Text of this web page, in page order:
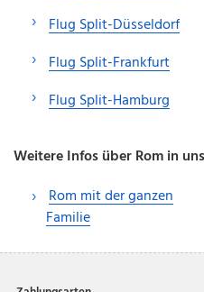
Flug Split-Düsseldorf
Flug Split-Frankfurt
Flug Split-Hamburg
Weitere Infos über Rom in
Rom mit der ganzen
Familie